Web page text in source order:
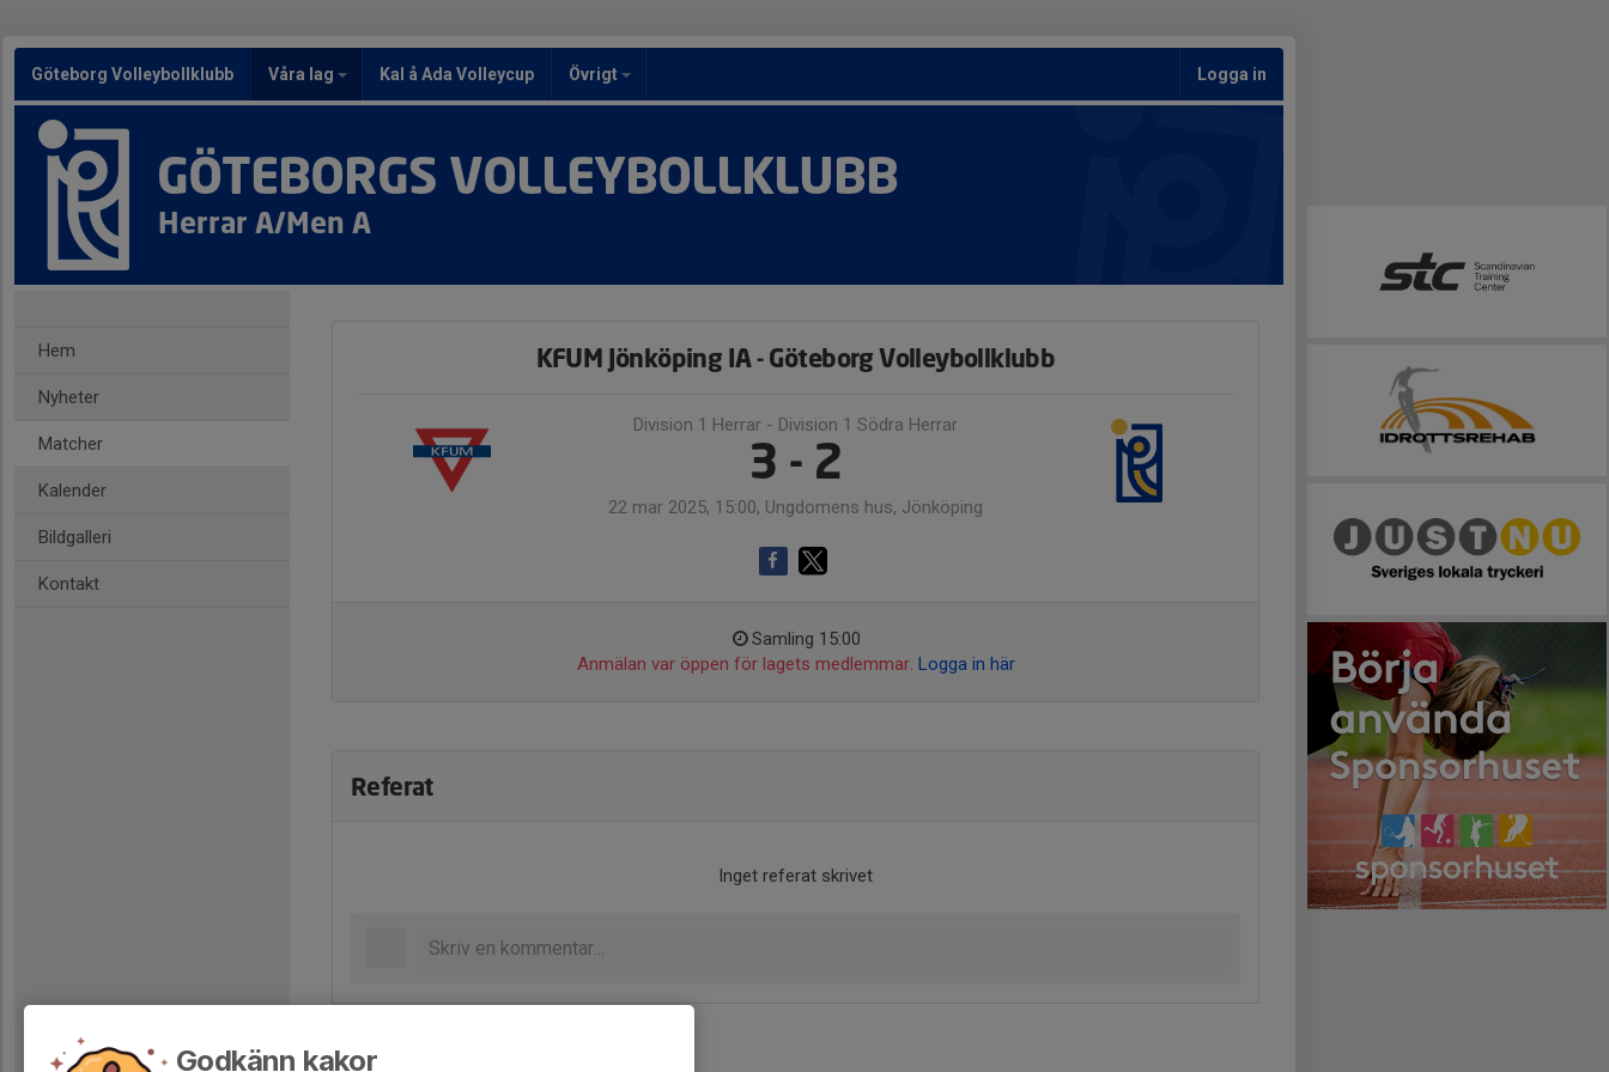
Göteborg Volleybollklubb Våra lag Kal å Ada Volleycup Övrigt Logga in
GÖTEBORGS VOLLEYBOLLKLUBB
Herrar A/Men A
Hem
Nyheter
Matcher
Kalender
Bildgalleri
Kontakt
KFUM Jönköping IA - Göteborg Volleybollklubb
Division 1 Herrar - Division 1 Södra Herrar
3 - 2
22 mar 2025, 15:00, Ungdomens hus, Jönköping
Samling 15:00
Anmälan var öppen för lagets medlemmar. Logga in här
Referat
Inget referat skrivet
Godkänn kakor